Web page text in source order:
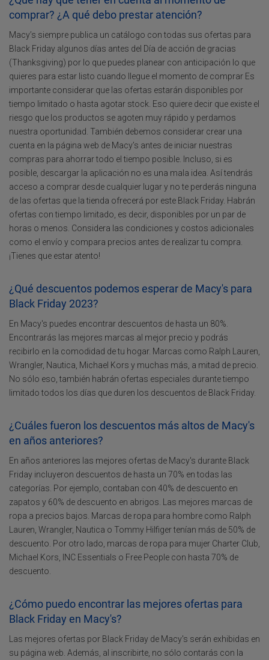
comprar? ¿A qué debo prestar atención?
Macy’s siempre publica un catálogo con todas sus ofertas para
Black Friday algunos días antes del Día de acción de gracias
(Thanksgiving) por lo que puedes planear con anticipación lo que
quieres para estar listo cuando llegue el momento de comprar Es
importante considerar que las ofertas estarán disponibles por
tiempo limitado o hasta agotar stock. Eso quiere decir que existe el
riesgo que los productos se agoten muy rápido y perdamos
nuestra oportunidad. También debemos considerar crear una
cuenta en la página web de Macy’s antes de iniciar nuestras
compras para ahorrar todo el tiempo posible. Incluso, si es
posible, descargar la aplicación no es una mala idea. Así tendrás
acceso a comprar desde cualquier lugar y no te perderás ninguna
de las ofertas que la tienda ofrecerá por este Black Friday. Habrán
ofertas con tiempo limitado, es decir, disponibles por un par de
horas o menos. Considera las condiciones y costos adicionales
como el envío y compara precios antes de realizar tu compra.
¡Tienes que estar atento!
¿Qué descuentos podemos esperar de Macy's para
Black Friday 2023?
En Macy's puedes encontrar descuentos de hasta un 80%.
Encontrarás las mejores marcas al mejor precio y podrás
recibirlo en la comodidad de tu hogar. Marcas como Ralph Lauren,
Wrangler, Nautica, Michael Kors y muchas más, a mitad de precio.
No sólo eso, también habrán ofertas especiales durante tiempo
limitado todos los días que duren los descuentos de Black Friday.
¿Cuáles fueron los descuentos más altos de Macy's
en años anteriores?
En años anteriores las mejores ofertas de Macy's durante Black
Friday incluyeron descuentos de hasta un 70% en todas las
categorías. Por ejemplo, contaban con 40% de descuento en
zapatos y 60% de descuento en abrigos. Las mejores marcas de
ropa a precios bajos. Marcas de ropa para hombre como Ralph
Lauren, Wrangler, Nautica o Tommy Hilfiger tenían más de 50% de
descuento. Por otro lado, marcas de ropa para mujer Charter Club,
Michael Kors, INC Essentials o Free People con hasta 70% de
descuento.
¿Cómo puedo encontrar las mejores ofertas para
Black Friday en Macy's?
Las mejores ofertas por Black Friday de Macy's serán exhibidas en
su página web. Además, al inscribirte, no sólo contarás con la